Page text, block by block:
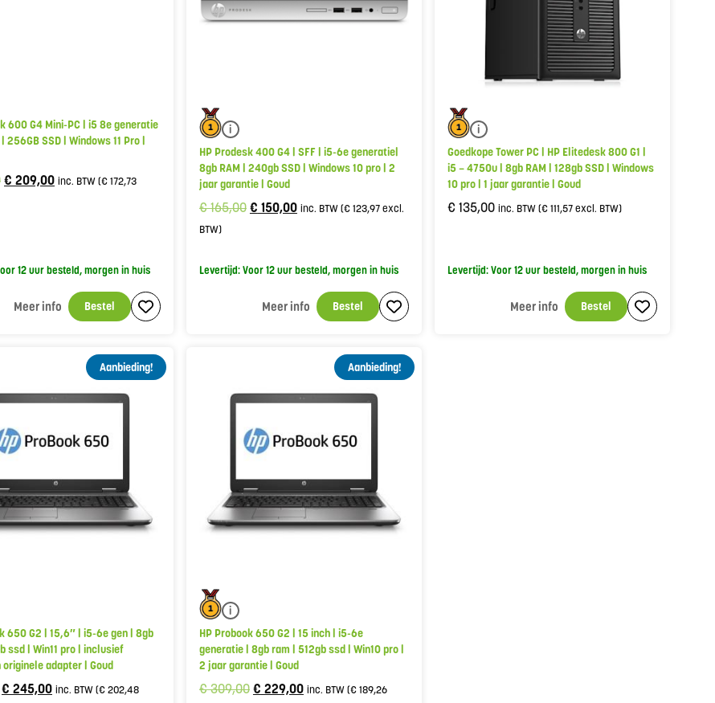
600 G4 Mini-PC | i5 8e generatie
256GB SSD | Windows 11 Pro |
€ 209,00 inc. BTW (€172,73
12 uur besteld, morgen in huis
Bestel
Meer info
i
HP Prodesk 400 G4 | SFF | i5-6e generatie|
8gb RAM | 240gb SSD | Windows 10 pro | 2
jaar garantie | Goud
€165,00€ 150,00 inc. BTW (€123,97excl.
BTW)
Levertijd: Voor 12 uur besteld, morgen in huis
Bestel
Meer info
i
Goedkope Tower PC | HP Elitedesk 800 G1 |
i5 – 4750u | 8gb RAM | 128gb SSD | Windows
10 pro | 1 jaar garantie | Goud
€ 135,00 inc. BTW (€111,57excl. BTW)
Levertijd: Voor 12 uur besteld, morgen in huis
Bestel
Meer info
Aanbieding!
650 G2 | 15,6″ | i5-6e gen | 8gb
ssd | Win11 pro | inclusief
originele adapter | Goud
€ 245,00 inc. BTW (€202,48
Aanbieding!
i
HP Probook 650 G2 | 15 inch | i5-6e
generatie | 8gb ram | 512gb ssd | Win10 pro |
2 jaar garantie | Goud
€309,00€ 229,00 inc. BTW (€189,26